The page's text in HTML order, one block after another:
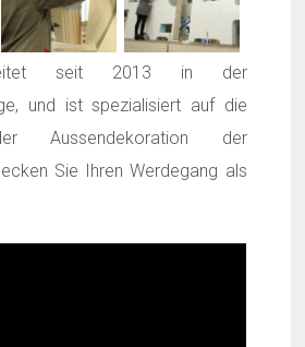
seit 2013 in der
und ist spezialisiert auf die
Aussendekoration der
Sie Ihren Werdegang als